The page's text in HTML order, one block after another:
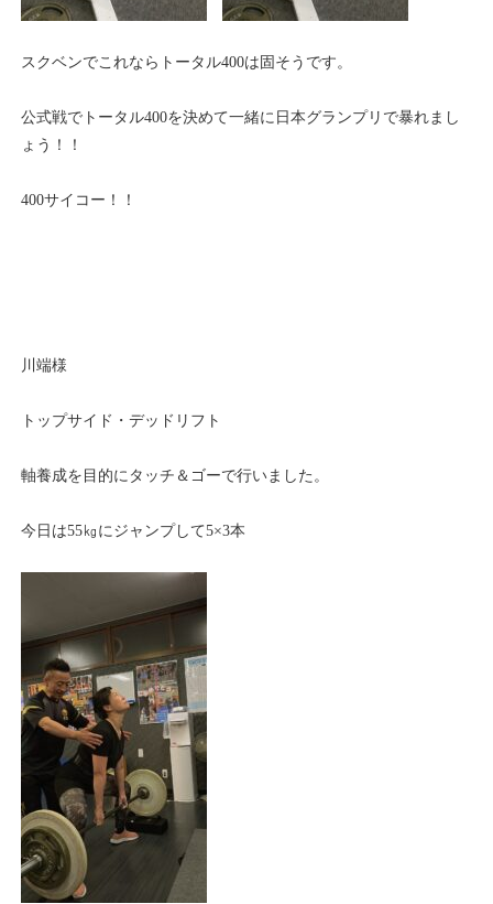
スクベンでこれならトータル400は固そうです。
公式戦でトータル400を決めて一緒に日本グランプリで暴れまし
ょう！！
400サイコー！！
川端様
トップサイド・デッドリフト
軸養成を目的にタッチ＆ゴーで行いました。
今日は55㎏にジャンプして5×3本